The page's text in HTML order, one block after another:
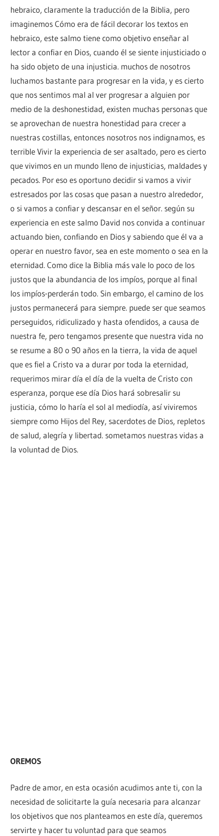
hebraico, claramente la traducción de la Biblia, pero
imaginemos Cómo era de fácil decorar los textos en
hebraico, este salmo tiene como objetivo enseñar al
lector a confiar en Dios, cuando él se siente injusticiado o
ha sido objeto de una injusticia. muchos de nosotros
luchamos bastante para progresar en la vida, y es cierto
que nos sentimos mal al ver progresar a alguien por
medio de la deshonestidad, existen muchas personas que
se aprovechan de nuestra honestidad para crecer a
nuestras costillas, entonces nosotros nos indignamos, es
terrible Vivir la experiencia de ser asaltado, pero es cierto
que vivimos en un mundo lleno de injusticias, maldades y
pecados. Por eso es oportuno decidir si vamos a vivir
estresados por las cosas que pasan a nuestro alrededor,
o si vamos a confiar y descansar en el señor. según su
experiencia en este salmo David nos convida a continuar
actuando bien, confiando en Dios y sabiendo que él va a
operar en nuestro favor, sea en este momento o sea en la
eternidad. Como dice la Biblia más vale lo poco de los
justos que la abundancia de los impíos, porque al final
los impíos-perderán todo. Sin embargo, el camino de los
justos permanecerá para siempre. puede ser que seamos
perseguidos, ridiculizado y hasta ofendidos, a causa de
nuestra fe, pero tengamos presente que nuestra vida no
se resume a 80 o 90 años en la tierra, la vida de aquel
que es fiel a Cristo va a durar por toda la eternidad,
requerimos mirar día el día de la vuelta de Cristo con
esperanza, porque ese día Dios hará sobresalir su
justicia, cómo lo haría el sol al mediodía, así viviremos
siempre como Hijos del Rey, sacerdotes de Dios, repletos
de salud, alegría y libertad. sometamos nuestras vidas a
la voluntad de Dios.
OREMOS
Padre de amor, en esta ocasión acudimos ante ti, con la
necesidad de solicitarte la guía necesaria para alcanzar
los objetivos que nos planteamos en este día, queremos
servirte y hacer tu voluntad para que seamos